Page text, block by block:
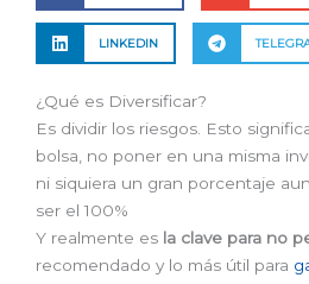
LINKEDIN
¿Qué es Diversificar?
Es dividir los riesgos. Esto
bolsa, no poner en una misma
ni siquiera un gran porcentaje
ser el 100%
Y realmente es la clave para no
recomendado y lo más útil para